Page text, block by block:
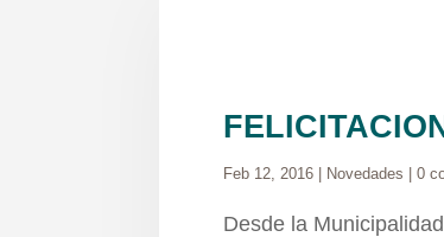
Feb 12, 2016 Novedades |0
Desde la